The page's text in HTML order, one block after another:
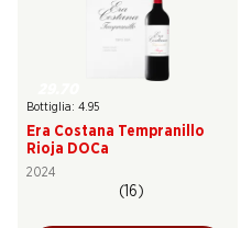
Bottiglia: 4.95
Era Costana Tempranillo
Rioja DOCa
2024
(16)